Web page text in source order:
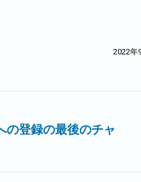
2022年
の登録の最後のチャ